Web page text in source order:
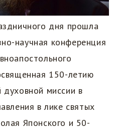
дня прошла
научная конференция
150-летию
миссии в
в лике святых
Японского и 50-